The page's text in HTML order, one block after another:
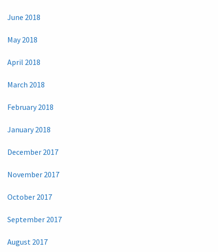
June 2018
May 2018
April 2018
March 2018
February 2018
January 2018
December 2017
November 2017
October 2017
September 2017
August 2017